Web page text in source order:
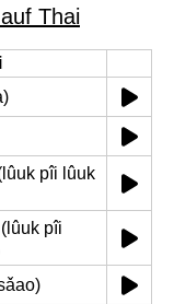
Thai
pîi lûuk
pîi